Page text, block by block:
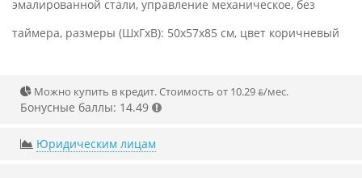
эмалированной стали, управление механическое, без
таймера, размеры (ШхГхВ): 50x57x85 см, цвет коричневый
Можно купить в кредит. Стоимость от 10.29 ƃ/мec.
Бонусные баллы: 14.49
Юридическим лицам